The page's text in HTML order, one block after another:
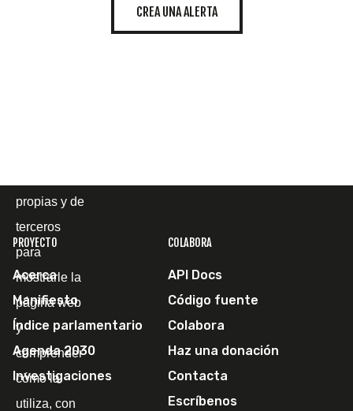
CREA UNA ALERTA
PROYECTO
Acerca
Manifiesto
Índice parlamentario
Agenda 2030
Investigaciones
COLABORA
API Docs
Código fuente
Colabora
Haz una donación
Contacta
Escríbenos
propias y de
terceros
para
mostrarle la
página web
y
comprender
cómo la
utiliza, con